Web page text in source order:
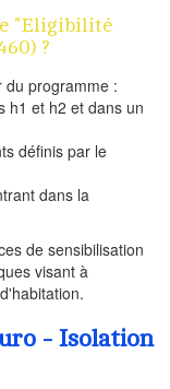
"Eligibilité
?
du programme :
h1 et h2 et dans un
définis par le
dans la
de sensibilisation
visant à
- Isolation